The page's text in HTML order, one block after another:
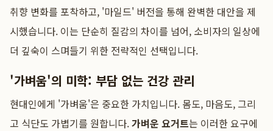
취향 변화를 포착하고, '마일드' 버전을 통해 완벽한 대안을 제
시했습니다. 이는 단순히 질감의 차이를 넘어, 소비자의 일상에
더 깊숙이 스며들기 위한 전략적인 선택입니다.
'가벼움'의 미학: 부담 없는 건강 관리
현대인에게 '가벼움'은 중요한 가치입니다. 몸도, 마음도, 그리
고 식단도 가볍기를 원합니다.가벼운 요거트는 이러한 요구에